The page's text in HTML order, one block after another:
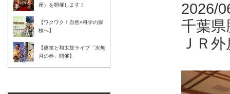
2026/
千葉県
ＪＲ
座）を開催します！
【ワクワク！自然×科学の探
検へ】
【篠笛と和太鼓ライブ「水無
月の巻」開催】